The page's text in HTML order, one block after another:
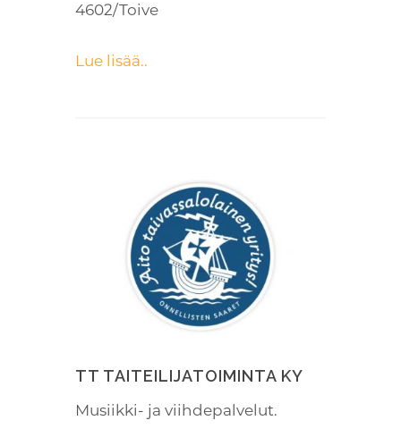
4602/Toive
Lue lisää..
TT TAITEILIJATOIMINTA KY
Musiikki- ja viihdepalvelut.